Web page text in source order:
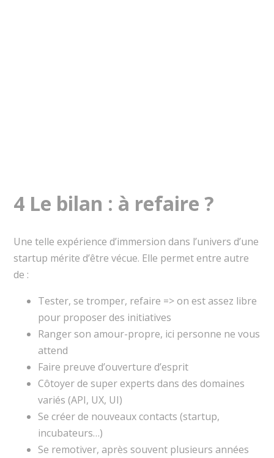
4 Le bilan : à refaire ?
Une telle expérience d’immersion dans l’univers d’une
startup mérite d’être vécue. Elle permet entre autre
de :
Tester, se tromper, refaire => on est assez libre
pour proposer des initiatives
Ranger son amour-propre, ici personne ne vous
attend
Faire preuve d’ouverture d’esprit
Côtoyer de super experts dans des domaines
variés (API, UX, UI)
Se créer de nouveaux contacts (startup,
incubateurs…)
Se remotiver, après souvent plusieurs années